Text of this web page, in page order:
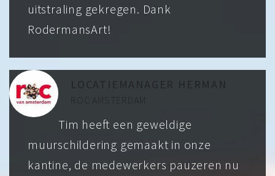
uitstraling gekregen. Dank
RodermansArt!
LOCATIEMANAGER HERMAN
ROC AMSTERDAM
Tim heeft een geweldige
muurschildering gemaakt in onze
kantine, de medewerkers pauzeren nu